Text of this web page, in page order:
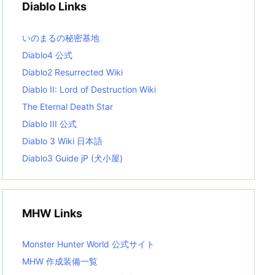
e
i
s
t
Diablo Links
いのまるの秘密基地
Diablo4 公式
Diablo2 Resurrected Wiki
Diablo II: Lord of Destruction Wiki
The Eternal Death Star
Diablo III 公式
Diablo 3 Wiki 日本語
Diablo3 Guide jP (犬小屋)
MHW Links
Monster Hunter World 公式サイト
MHW 作成装備一覧